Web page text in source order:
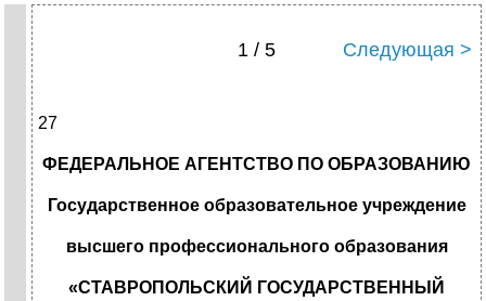
1 / 5 Следующая >
27
ФЕДЕРАЛЬНОЕ АГЕНТСТВО ПО ОБРАЗОВАНИЮ
Государственное образовательное учреждение
высшего профессионального образования
«СТАВРОПОЛЬСКИЙ ГОСУДАРСТВЕННЫЙ